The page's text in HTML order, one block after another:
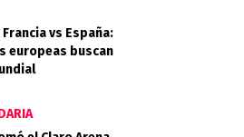
vs España:
europeas buscan